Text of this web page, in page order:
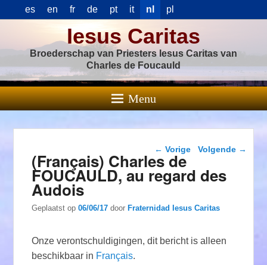
es en fr de pt it nl pl
Iesus Caritas
Broederschap van Priesters Iesus Caritas van
Charles de Foucauld
Menu
Berichtnavigatie
← Vorige Volgende →
(Français) Charles de
FOUCAULD, au regard des
Audois
Geplaatst op06/06/17 doorFraternidad Iesus Caritas
Onze verontschuldigingen, dit bericht is alleen
beschikbaar in Français.